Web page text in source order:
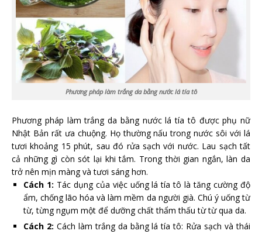
Phương pháp làm trắng da bằng nước lá tía tô
Phương pháp làm trắng da bằng nước lá tía tô được phụ nữ
Nhật Bản rất ưa chuộng. Họ thường nấu trong nước sôi với lá
tươi khoảng 15 phút, sau đó rửa sạch với nước. Lau sạch tất
cả những gì còn sót lại khi tắm. Trong thời gian ngắn, làn da
trở nên mịn màng và tươi sáng hơn.
Cách 1: Tác dụng của việc uống lá tía tô là tăng cường độ
ẩm, chống lão hóa và làm mềm da người già. Chú ý uống từ
từ, từng ngụm một để dưỡng chất thẩm thấu từ từ qua da.
Cách 2: Cách làm trắng da bằng lá tía tô: Rửa sạch và thái